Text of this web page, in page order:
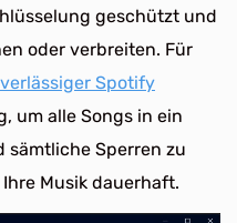
geschützt und
oder verbreiten. Für
Spotify
um alle Songs in ein
sämtliche Sperren zu
Musik dauerhaft.